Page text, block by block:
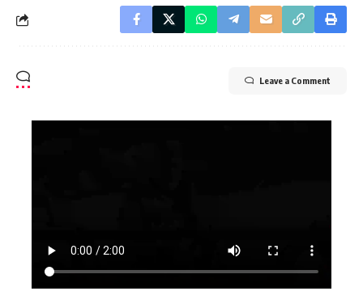
Leave a Comment